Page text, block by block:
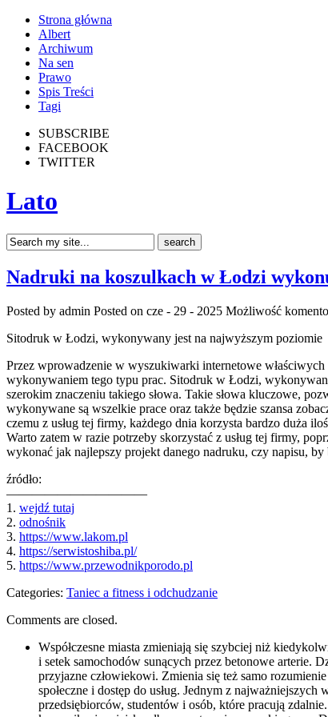
Strona główna
Albert
Archiwum
Na sen
Prawo
Spis Treści
Tagi
SUBSCRIBE
FACEBOOK
TWITTER
Lato
Nadruki na koszulkach w Łodzi
Posted by admin Posted on cze - 29 - 2025 Możliwość
Sitodruk w Łodzi, wykonywany jest na najwyższym poziomie
Przez wprowadzenie w wyszukiwarki internetowe
wykonywaniem tego typu prac. Sitodruk w Łodzi,
szerokim znaczeniu takiego słowa. Takie słowa kluczowe,
wykonywane są wszelkie prace oraz także będzie szansa
czemu z usług tej firmy, każdego dnia korzysta bardzo duża
Warto zatem w razie potrzeby skorzystać z usług tej firmy,
wykonać jak najlepszy projekt danego nadruku, czy napisu,
źródło:
———————————
1. wejdź tutaj
2. odnośnik
3. https://www.lakom.pl
4. https://serwistoshiba.pl/
5. https://www.przewodnikporodo.pl
Categories: Taniec a fitness i odchudzanie
Comments are closed.
Współczesne miasta zmieniają się szybciej niż
i setek samochodów sunących przez betonowe arterie.
przyjazne człowiekowi. Zmienia się też samo
społeczne i dostęp do usług. Jednym z
przedsiębiorców, studentów i osób, które pracują